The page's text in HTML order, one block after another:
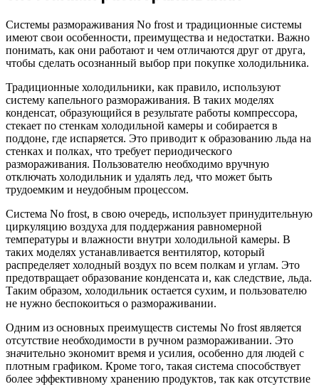
Системы размораживания No frost и традиционные системы
имеют свои особенности, преимущества и недостатки. Важно
понимать, как они работают и чем отличаются друг от друга,
чтобы сделать осознанный выбор при покупке холодильника.
Традиционные холодильники, как правило, используют
систему капельного размораживания. В таких моделях
конденсат, образующийся в результате работы компрессора,
стекает по стенкам холодильной камеры и собирается в
поддоне, где испаряется. Это приводит к образованию льда на
стенках и полках, что требует периодического
размораживания. Пользователю необходимо вручную
отключать холодильник и удалять лед, что может быть
трудоемким и неудобным процессом.
Система No frost, в свою очередь, использует принудительную
циркуляцию воздуха для поддержания равномерной
температуры и влажности внутри холодильной камеры. В
таких моделях устанавливается вентилятор, который
распределяет холодный воздух по всем полкам и углам. Это
предотвращает образование конденсата и, как следствие, льда.
Таким образом, холодильник остается сухим, и пользователю
не нужно беспокоиться о размораживании.
Одним из основных преимуществ системы No frost является
отсутствие необходимости в ручном размораживании. Это
значительно экономит время и усилия, особенно для людей с
плотным графиком. Кроме того, такая система способствует
более эффективному хранению продуктов, так как отсутствие